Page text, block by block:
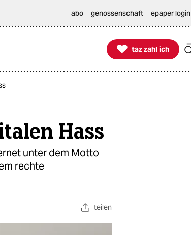
abo genossenschaft epaper login

taz zahl ich
taz zahl ich
Hass
unter dem Motto
rechte
teilen